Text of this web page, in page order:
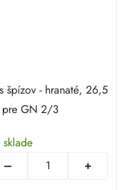
špízov - hranaté, 26,5
pre GN 2/3